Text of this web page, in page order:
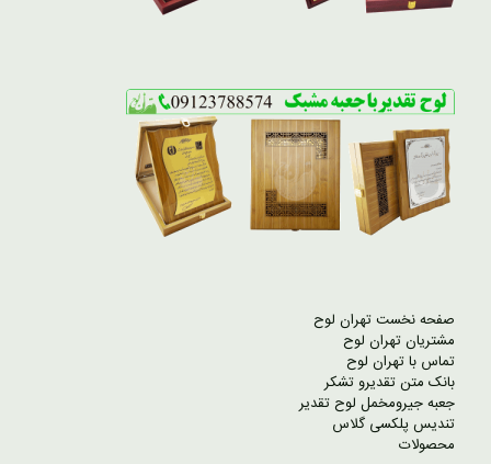
صفحه نخست تهران لوح
مشتریان تهران لوح
تماس با تهران لوح
بانک متن تقدیرو تشکر
جعبه جیرومخمل لوح تقدیر
تندیس پلکسی گلاس
محصولات